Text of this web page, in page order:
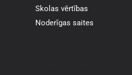
Skolas vērtības
Noderīgas saites